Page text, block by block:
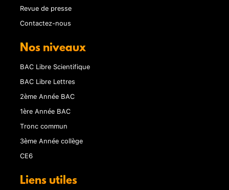
Revue de presse
Contactez-nous
Nos niveaux
BAC Libre Scientifique
BAC Libre Lettres
2ème Année BAC
1ère Année BAC
Tronc commun
3ème Année collège
CE6
Liens utiles